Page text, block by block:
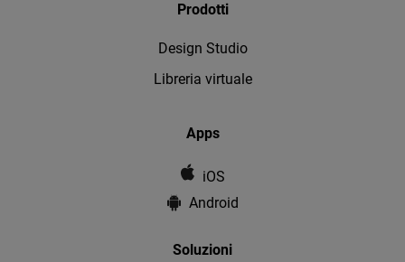
Prodotti
Design Studio
Libreria virtuale
Apps
iOS
Android
Soluzioni